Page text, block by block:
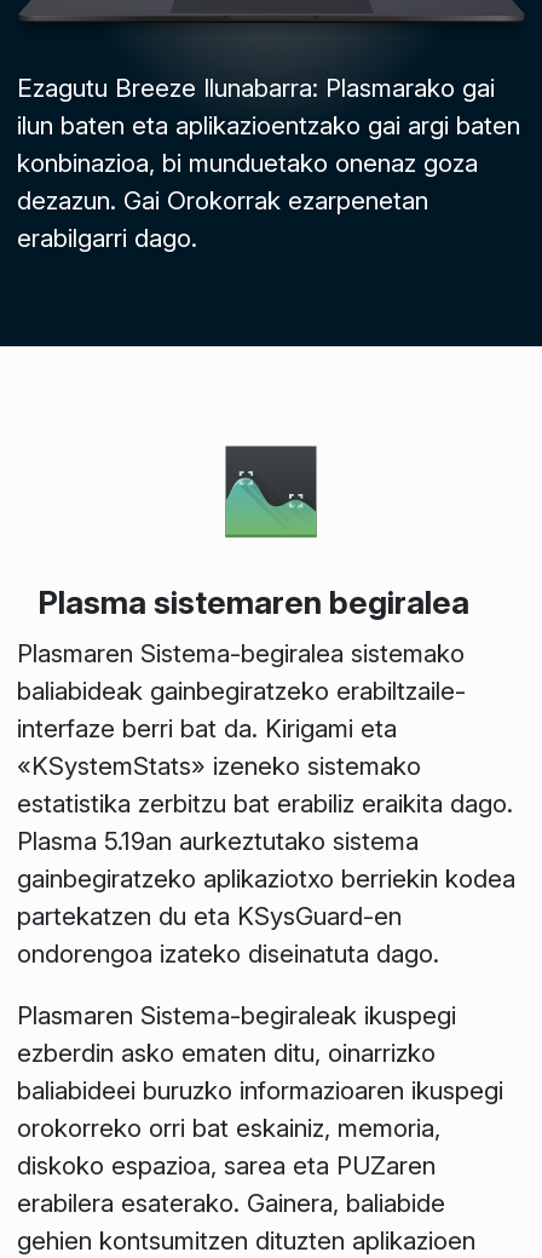
Ezagutu Breeze Ilunabarra: Plasmarako gai
ilun baten eta aplikazioentzako gai argi baten
konbinazioa, bi munduetako onenaz goza
dezazun. Gai Orokorrak ezarpenetan
erabilgarri dago.
Plasma sistemaren begiralea
Plasmaren Sistema-begiralea sistemako
baliabideak gainbegiratzeko erabiltzaile-
interfaze berri bat da. Kirigami eta
«KSystemStats» izeneko sistemako
estatistika zerbitzu bat erabiliz eraikita dago.
Plasma 5.19an aurkeztutako sistema
gainbegiratzeko aplikaziotxo berriekin kodea
partekatzen du eta KSysGuard-en
ondorengoa izateko diseinatuta dago.
Plasmaren Sistema-begiraleak ikuspegi
ezberdin asko ematen ditu, oinarrizko
baliabideei buruzko informazioaren ikuspegi
orokorreko orri bat eskainiz, memoria,
diskoko espazioa, sarea eta PUZaren
erabilera esaterako. Gainera, baliabide
gehien kontsumitzen dituzten aplikazioen